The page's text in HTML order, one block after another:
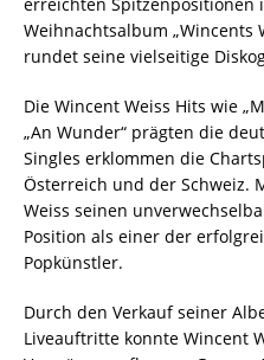
Weihnachtsalbum „Wincents
rundet seine vielseitige
Die Wincent Weiss Hits wie
„An Wunder“ prägten die
Singles erklommen die
Österreich und der Schweiz.
Weiss seinen
Position als einer der
Popkünstler.
Durch den Verkauf seiner
Liveauftritte konnte Wincent